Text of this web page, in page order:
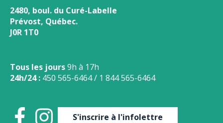
2480, boul. du Curé-Labelle
Prévost, Québec.
J0R 1T0
Tous les jours9h à 17h
24h/24 : 450 565-6464/ 1 844 565-6464
S'inscrire à l'infolettre